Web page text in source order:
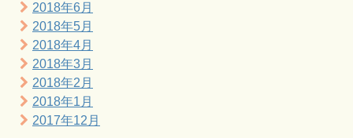
2018年6月
2018年5月
2018年4月
2018年3月
2018年2月
2018年1月
2017年12月